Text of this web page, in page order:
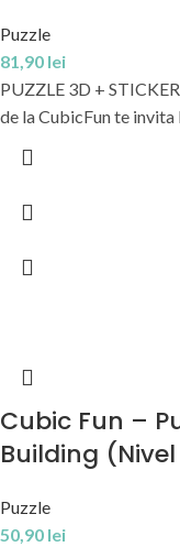
Puzzle
81,90 lei
PUZZLE 3D +
de la CubicFun te
Cubic Fun –
Building
Puzzle
50,90 lei